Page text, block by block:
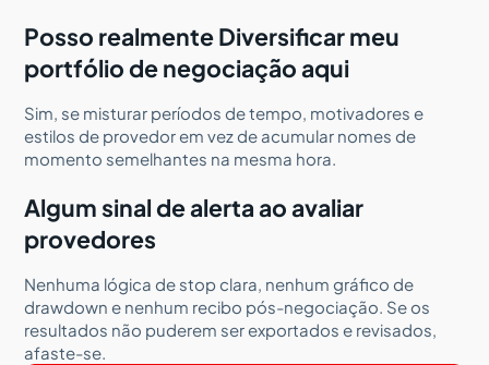
Posso realmente Diversificar meu
portfólio de negociação aqui
Sim, se misturar períodos de tempo, motivadores e
estilos de provedor em vez de acumular nomes de
momento semelhantes na mesma hora.
Algum sinal de alerta ao avaliar
provedores
Nenhuma lógica de stop clara, nenhum gráfico de
drawdown e nenhum recibo pós-negociação. Se os
resultados não puderem ser exportados e revisados,
afaste-se.